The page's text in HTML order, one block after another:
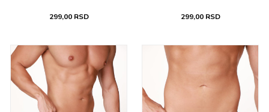
299,00 RSD 299,00 RSD